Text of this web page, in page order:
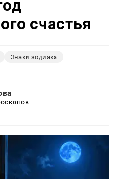
счастья
Знаки зодиака